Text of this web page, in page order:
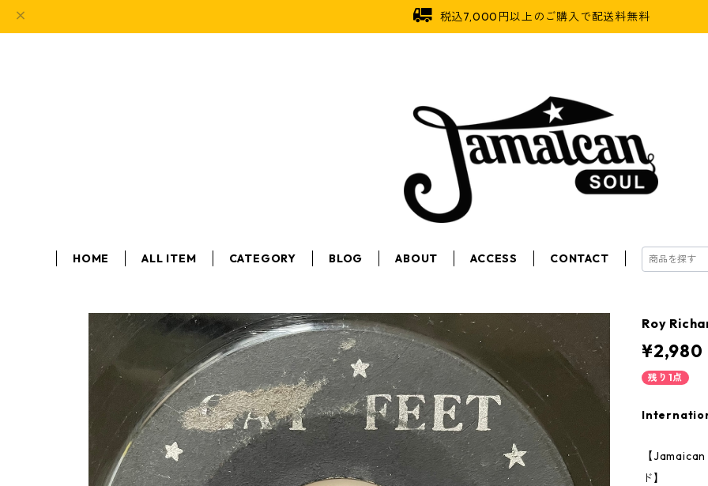
税込7,000円以上のご購入で配送料無料
HOME ALL ITEM CATEGORY BLOG ABOUT ACCESS CONTACT
Roy
¥2,980
残り1点
【
ド】